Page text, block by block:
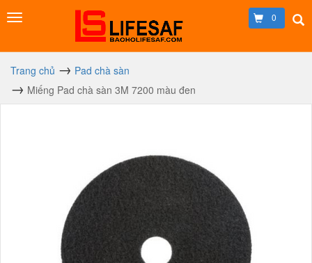
0
Trang chủ
Pad chà sàn
Miếng Pad chà sàn 3M 7200 màu đen